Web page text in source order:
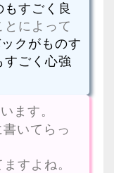
すごく良
によって
クがものす
すごく心強
ます。
書いてらっ
すよね。